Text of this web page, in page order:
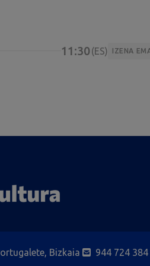
11:30 ES IZENA
Bizkaia 944 724 384